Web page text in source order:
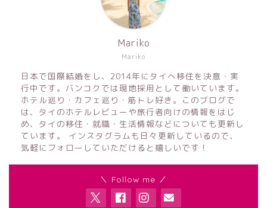
Mariko
Mariko
日本で国際結婚をし、2014年にタイへ移住を決意・実
行中です。バンコクでは現地採用として働いています。
ホテル巡り・カフェ巡り・筋トレ好き。このブログで
は、タイのホテルレビューや旅行者向けの情報をはじ
め、タイの移住・就職・生活情報などについても更新し
ています。 インスタグラムも日々更新しているので、
気軽にフォローしていただけると嬉しいです！
＼ Follow me ／